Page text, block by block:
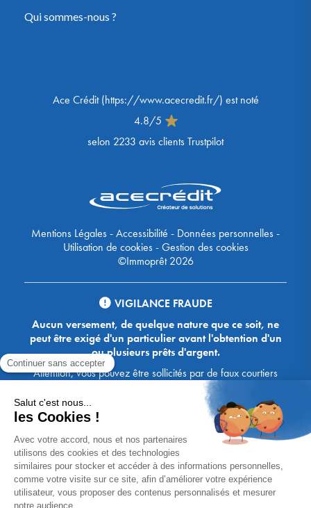
Qui sommes-nous ?
Ace Crédit(https://www.acecredit.fr/) est noté
4.8/5
selon 2233 avis clients Trustpilot
Mentions Légales-Accessibilité - Données personnelles-
Utilisation de cookies-Gestion des cookies
©Immoprêt 2026
VIGILANCE FRAUDE
Aucun versement, de quelque nature que ce soit, ne
peut être exigé d'un particulier avant l'obtention d'un
ou plusieurs prêts d'argent.
Attention, vous pouvez être sollicités par de faux courtiers
Ace Crédit / Immoprêt, qui vous proposent de bénéficier de
crédits, en vous demandant de transmettre des documents,
des fonds, des coordonnées bancaires, etc. Soyez vigilants :
Immoprêt ne demande jamais à ses clients de virer sur ses
comptes des sommes prêtées par les banques, à l'exception
des honoraires des agences. Les courtiers Ace Crédit /
Immoprêt vous écrivent toujours d'une adresse mail
xxxx@acecredit.fr ou xxxx@immopret.fr.